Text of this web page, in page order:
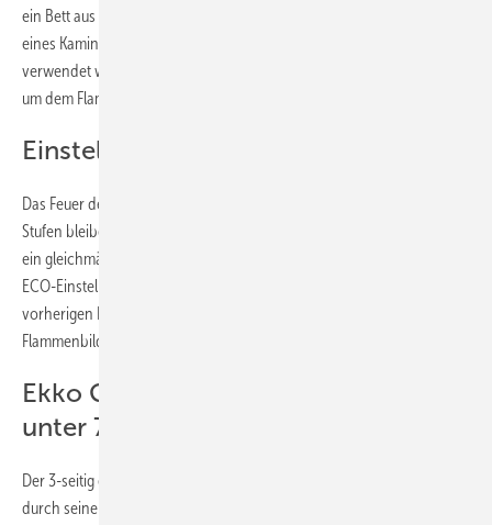
ein Bett aus glühenden Kohlen nachgestellt. Das imitierte Glutbett
eines Kamins kann sowohl als Lichtquelle bei ausgeschaltetem Gerät
verwendet werden als auch während der Benutzung des Gaskamins,
um dem Flammenbild noch mehr Dimension zu verleihen.
Einstellungen
Das Feuer der Gaskamine ist in acht Stufen einstellbar. Diese acht
Stufen bleiben in ihrer jeweiligen Flammenhöhe konstant und erzielen
ein gleichmäßiges Flammenbild. Es gibt zudem eine neunte Stufe – die
ECO-Einstellung. Während des Programms variiert der Gaskamin die
vorherigen Flammenhöhenstufen. Dies ergibt ein bewegtes
Flammenbild und verbraucht weniger Energie.
Ekko G U 100: Geringe Leistung von
unter 7 kW
Der 3-seitig einsehbare Gas-Kamineinsatz Ekko G U 100(34)51 bietet
durch seine vier brennenden Holzscheite und die beeindruckenden